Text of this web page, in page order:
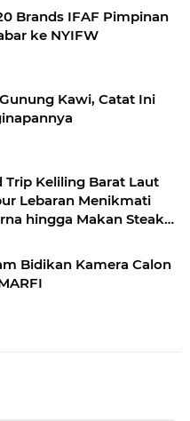
Brands IFAF Pimpinan
ke NYIFW
Kawi, Catat Ini
Trip Keliling Barat Laut
Lebaran Menikmati
hingga Makan Steak
Bidikan Kamera Calon